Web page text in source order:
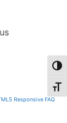
Responsive FAQ